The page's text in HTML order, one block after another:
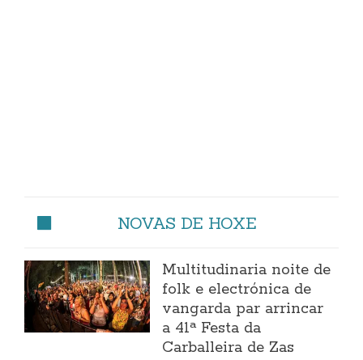
NOVAS DE HOXE
Multitudinaria noite de
folk e electrónica de
vangarda par arrincar
a 41ª Festa da
Carballeira de Zas